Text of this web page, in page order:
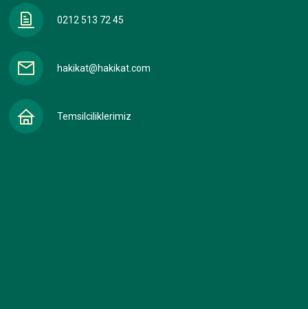
0212 513 72 45
hakikat@hakikat.com
Temsilciliklerimiz